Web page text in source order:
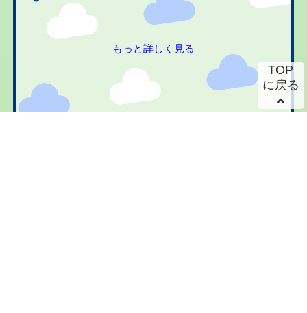
もっと詳しく見る
TOP
に戻る